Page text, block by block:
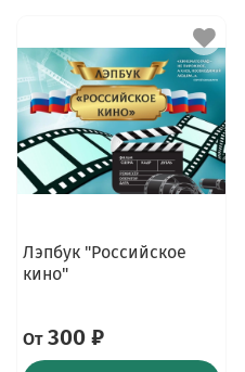
Лэпбук "Российское
кино"
От300 ₽